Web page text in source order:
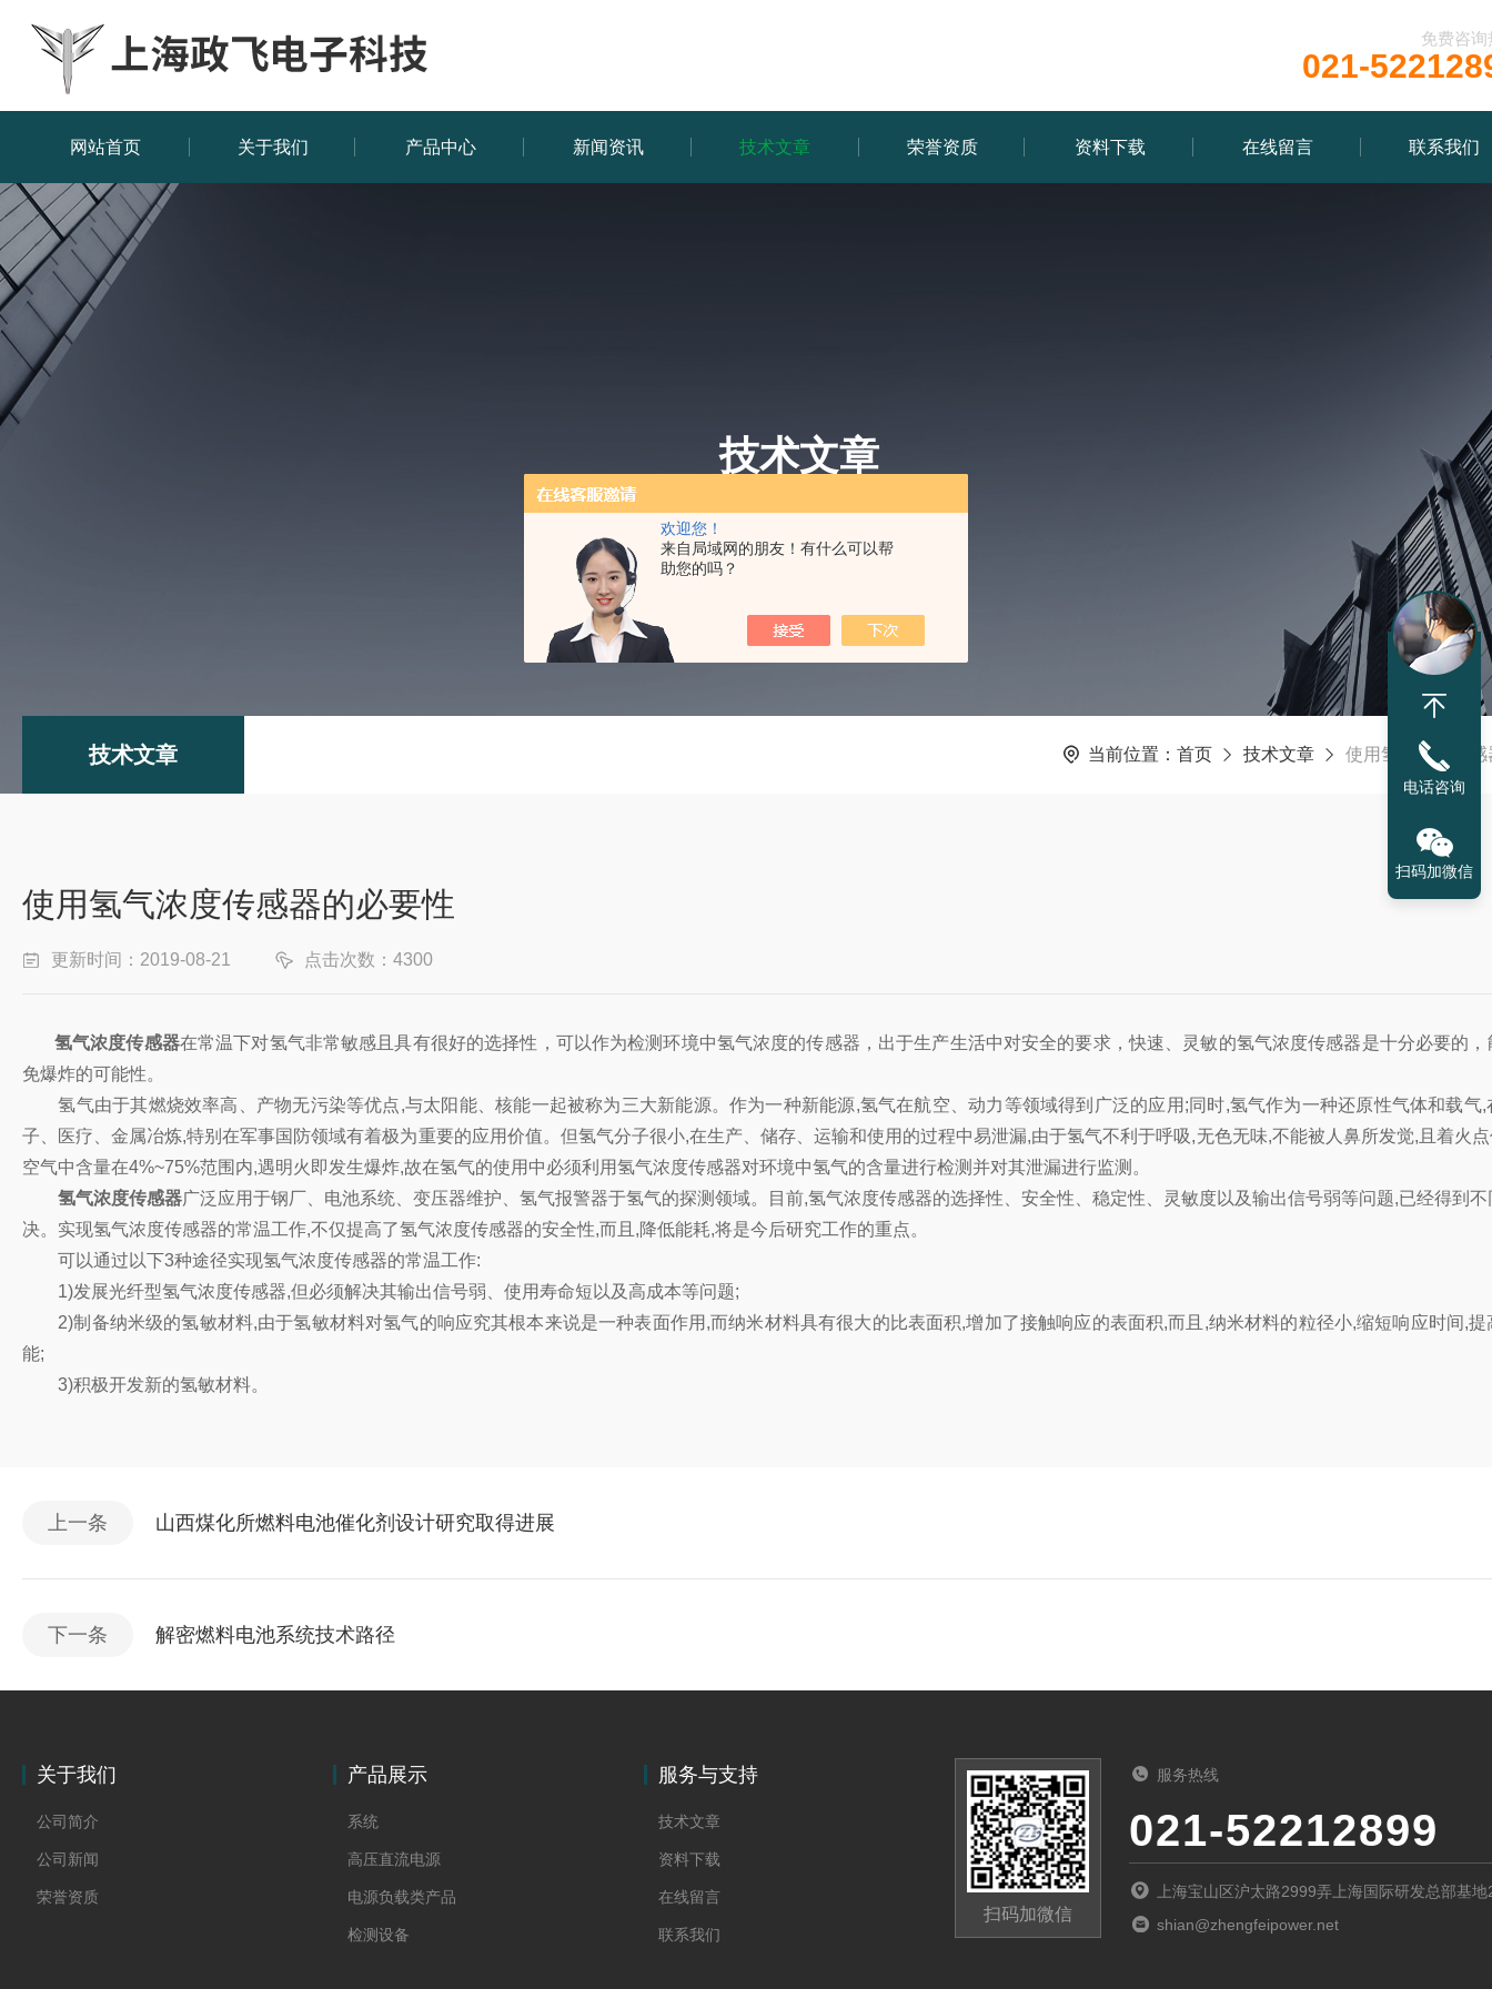
欢迎您！
来自局域网的朋友！有什么可以帮
助您的吗？
免费咨询
021-
网站首页 关于我们 产品中心 新闻资讯 技术文章 荣誉资质 资料下载 在线留言 联系我们
技术文章
TECHNICAL ARTICLES
技术文章 当前位置： 首页 技术文章 使用氢气浓度传
使用氢气浓度传感器的必要性
更新时间：2019-08-21 点击次数：4300
氢气浓度传感器在常温下对氢气非常敏感且具有很好的选择性，可以作为检测环境中氢气浓度的传感器，出于生产生活中对安全的要求，快速、灵敏的氢气浓度传感器是十分必要的，
免爆炸的可能性。
氢气由于其燃烧效率高、产物无污染等优点,与太阳能、核能一起被称为三大新能源。作为一种新能源,氢气在航空、动力等领域得到广泛的应用;同时,氢气作为一种还原性气体和载气,
子、医疗、金属冶炼,特别在军事国防领域有着极为重要的应用价值。但氢气分子很小,在生产、储存、运输和使用的过程中易泄漏,由于氢气不利于呼吸,无色无味,不能被人鼻所发觉,且着火
空气中含量在4%~75%范围内,遇明火即发生爆炸,故在氢气的使用中必须利用氢气浓度传感器对环境中氢气的含量进行检测并对其泄漏进行监测。
氢气浓度传感器广泛应用于钢厂、电池系统、变压器维护、氢气报警器于氢气的探测领域。目前,氢气浓度传感器的选择性、安全性、稳定性、灵敏度以及输出信号弱等问题,已经得到
决。实现氢气浓度传感器的常温工作,不仅提高了氢气浓度传感器的安全性,而且,降低能耗,将是今后研究工作的重点。
可以通过以下3种途径实现氢气浓度传感器的常温工作:
1)发展光纤型氢气浓度传感器,但必须解决其输出信号弱、使用寿命短以及高成本等问题;
2)制备纳米级的氢敏材料,由于氢敏材料对氢气的响应究其根本来说是一种表面作用,而纳米材料具有很大的比表面积,增加了接触响应的表面积,而且,纳米材料的粒径小,缩短响应时间,提
能;
3)积极开发新的氢敏材料。
上一条 山西煤化所燃料电池催化剂设计研究取得进展
下一条 解密燃料电池系统技术路径
关于我们
公司简介
公司新闻
荣誉资质
产品展示
系统
高压直流电源
电源负载类产品
检测设备
服务与支持
技术文章
资料下载
在线留言
联系我们
扫码加微信
服务热线
021-52212899
上海宝山区沪太路2999弄上海国际研发总部基
shian@zhengfeipower.net
电话咨询
扫码加微信